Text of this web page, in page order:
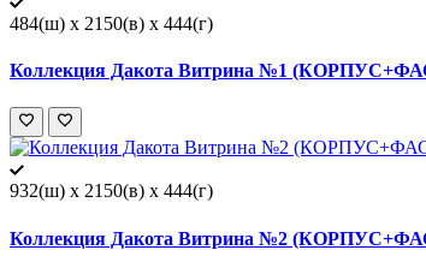
484(ш) x 2150(в) x 444(г)
Коллекция Дакота Витрина №1
932(ш) x 2150(в) x 444(г)
Коллекция Дакота Витрина №2